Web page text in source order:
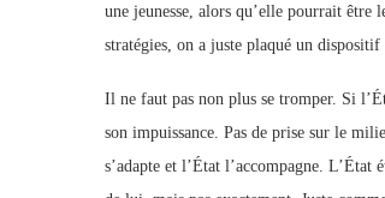
une jeunesse, alors qu’elle pourrait
stratégies, on a juste plaqué un dispositif
Il ne faut pas non plus se tromper. Si
son impuissance. Pas de prise sur le
s’adapte et l’État l’accompagne.